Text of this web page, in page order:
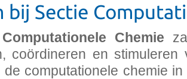
bij Sectie
Computationele Chemie
coördineren en
de computationele chemie